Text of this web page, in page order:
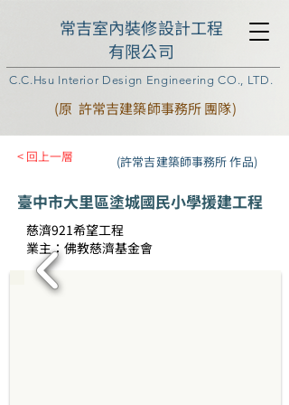
常吉室內裝修設計工程
有限公司
C.C.Hsu Interior Design Engineering CO., LTD.
(原 許常吉建築師事務所 團隊)
< 回上一層 (許常吉建築師事務所 作品)
臺中市大里區塗城國民小學援建工程
慈濟921希望工程
業主：佛教慈濟基金會